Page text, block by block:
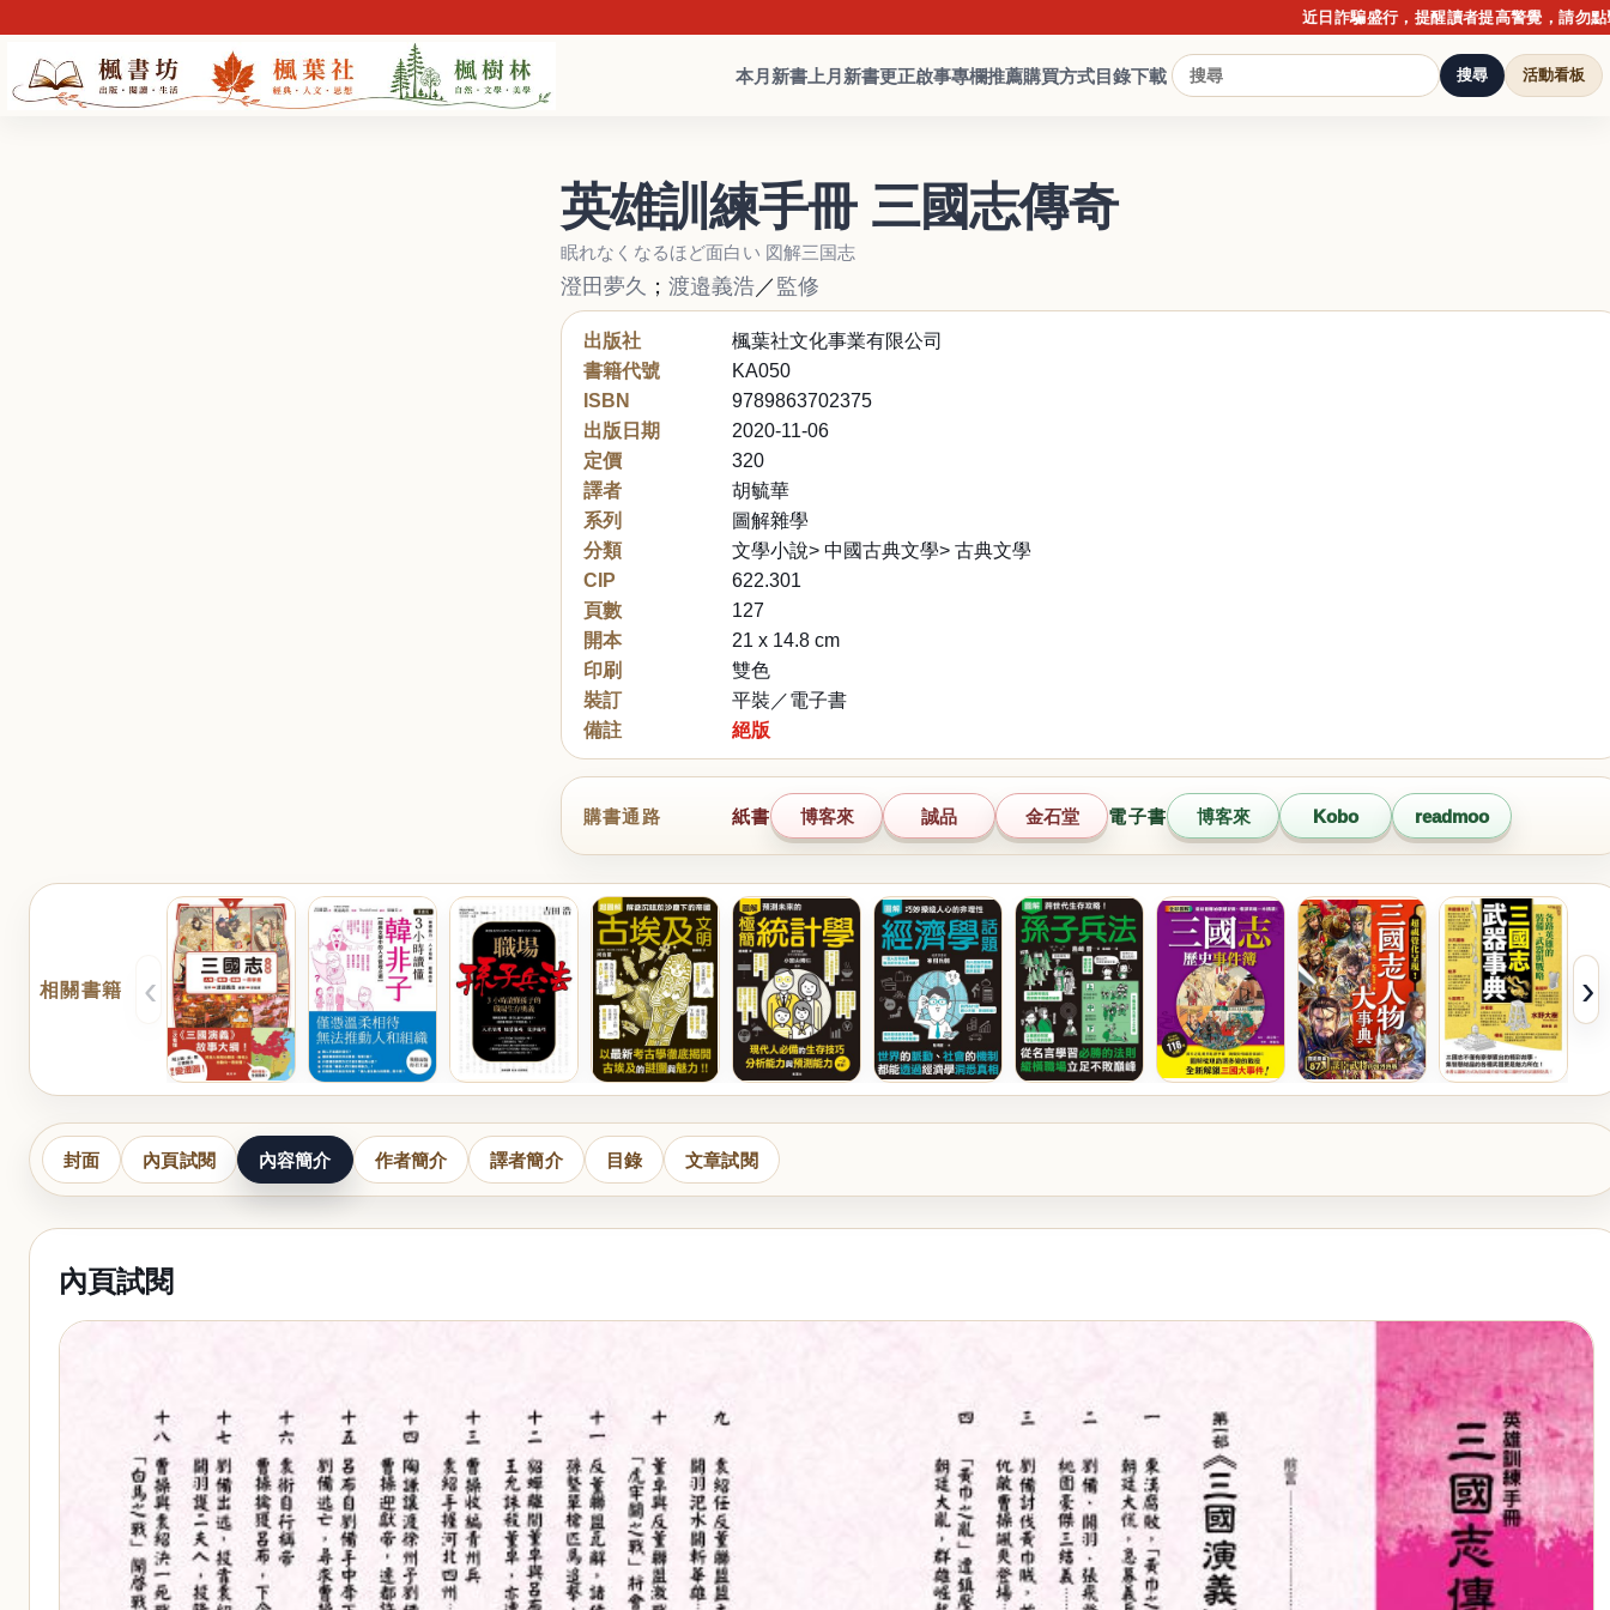
近日詐騙盛行，提醒讀者提高警覺，請勿點擊不明連
本月新書 上月新書更正啟事專欄推薦購買方式目錄下載 搜尋 活動看板
英雄訓練手冊 三國志傳奇
眠れなくなるほど面白い 図解三国志
澄田夢久 ； 渡邉義浩 ／ 監修
出版社
楓葉社文化事業有限公司
書籍代號
KA050
ISBN
9789863702375
出版日期
2020-11-06
定價
320
譯者
胡毓華
系列
圖解雜學
分類
文學小說> 中國古典文學> 古典文學
CIP
622.301
頁數
127
開本
21 x 14.8 cm
印刷
雙色
裝訂
平裝／電子書
備註
絕版
購書通路 紙書 博客來 誠品 金石堂 電子書 博客來 Kobo readmoo
相關書籍 ‹ ›
封面 內頁試閱 內容簡介 作者簡介 譯者簡介 目錄 文章試閱
內頁試閱